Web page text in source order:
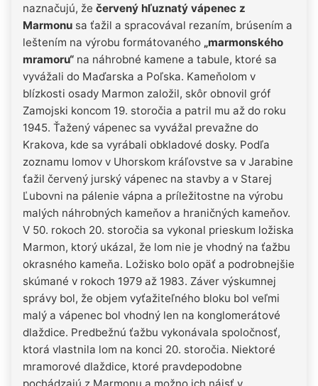
naznačujú, že červený hľuznatý vápenec z
Marmonu sa ťažil a spracovával rezaním, brúsením a
leštením na výrobu formátovaného „marmonského
mramoru“ na náhrobné kamene a tabule, ktoré sa
vyvážali do Maďarska a Poľska. Kameňolom v
blízkosti osady Marmon založil, skôr obnovil gróf
Zamojski koncom 19. storočia a patril mu až do roku
1945. Ťažený vápenec sa vyvážal prevažne do
Krakova, kde sa vyrábali obkladové dosky. Podľa
zoznamu lomov v Uhorskom kráľovstve sa v Jarabine
ťažil červený jurský vápenec na stavby a v Starej
Ľubovni na pálenie vápna a príležitostne na výrobu
malých náhrobných kameňov a hraničných kameňov.
V 50. rokoch 20. storočia sa vykonal prieskum ložiska
Marmon, ktorý ukázal, že lom nie je vhodný na ťažbu
okrasného kameňa. Ložisko bolo opäť a podrobnejšie
skúmané v rokoch 1979 až 1983. Záver výskumnej
správy bol, že objem vyťažiteľného bloku bol veľmi
malý a vápenec bol vhodný len na konglomerátové
dlaždice. Predbežnú ťažbu vykonávala spoločnosť,
ktorá vlastnila lom na konci 20. storočia. Niektoré
mramorové dlaždice, ktoré pravdepodobne
pochádzajú z Marmonu a možno ich nájsť v